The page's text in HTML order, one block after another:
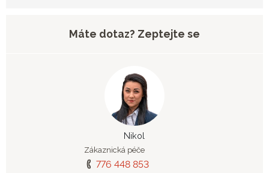
Máte dotaz? Zeptejte se
Nikol
Zákaznická péče
776 448 853